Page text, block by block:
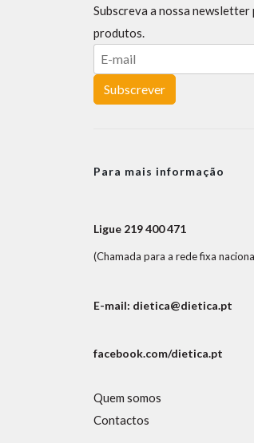
Subscreva a nossa
produtos.
Subscrever
Para mais informação
Ligue 219 400 471
(Chamada para a rede fixa
E-mail: dietica@dietica.pt
facebook.com/dietica.pt
Quem somos
Contactos